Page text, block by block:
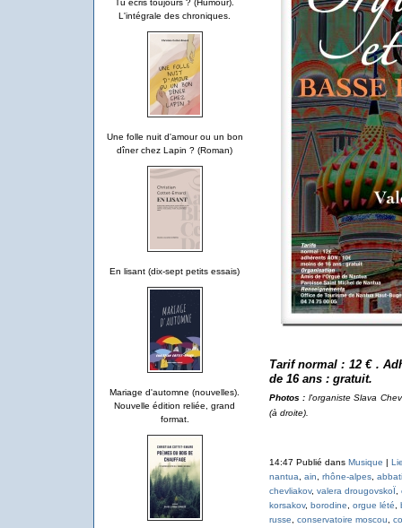
Tu écris toujours ? (Humour).
L'intégrale des chroniques.
Une folle nuit d'amour ou un bon
dîner chez Lapin ? (Roman)
En lisant (dix-sept petits essais)
Mariage d'automne (nouvelles).
Nouvelle édition reliée, grand
format.
Tarif normal : 12 € .
de 16 ans : gratuit.
Photos : l'organiste Slava
(à droite).
14:47 Publié dans Musique
nantua, ain, rhône-alpes,
chevliakov, valera drougovskoÏ ,
korsakov, borodine, orgue lété,
russe, conservatoire moscou,